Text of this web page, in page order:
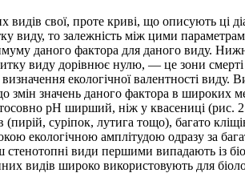
видів свої, проте криві, що описують ці
виду, то залежність між цими
даного фактора для даного виду.
виду дорівнює нулю, — це зони
екологічної валентності
змін значень даного фактора в
рН ширший, ніж у квасениці (рис.
суріпок, лутига тощо), багато
екологічною амплітудою одразу за
стенотопні види першими випадають із
видів широко використовують для